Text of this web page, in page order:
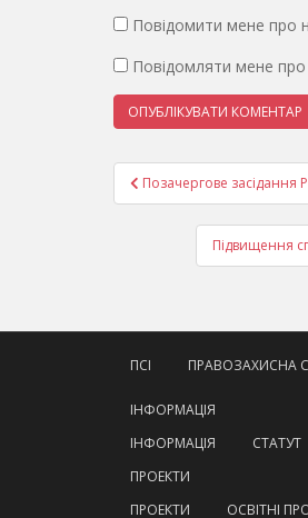
Повідомити мене про
Повідомляти мене
Навігація
записів
​Позачергове засідання
Підвищення
ПСІ ПРАВОЗАХИСНА
ІНФОРМАЦІЯ
ІНФОРМАЦІЯ
СТАТУТ
ПРОЕКТИ
ПРОЕКТИ
ОСВІТНІ